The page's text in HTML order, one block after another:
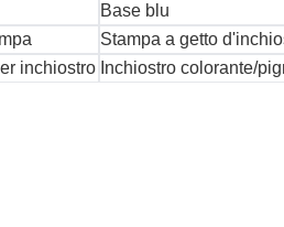
Base blu
Stampa a getto
inchiostro Inchiostro colorante/